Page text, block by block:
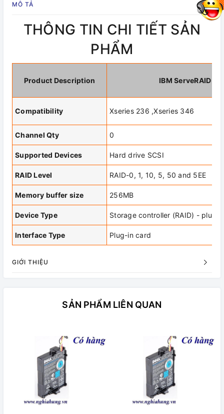
MÔ TẢ
THÔNG TIN CHI TIẾT SẢN
PHẨM
Product Description IBM ServeRAID
Compatibility Xseries 236 ,Xseries 346
Channel Qty 0
Supported Devices Hard drive SCSI
RAID Level RAID-0, 1, 10, 5, 50 and 5EE
Memory buffer size 256MB
Device Type Storage controller (RAID) - plug-
Interface Type Plug-in card
GIỚI THIỆU
SẢN PHẨM LIÊN QUAN